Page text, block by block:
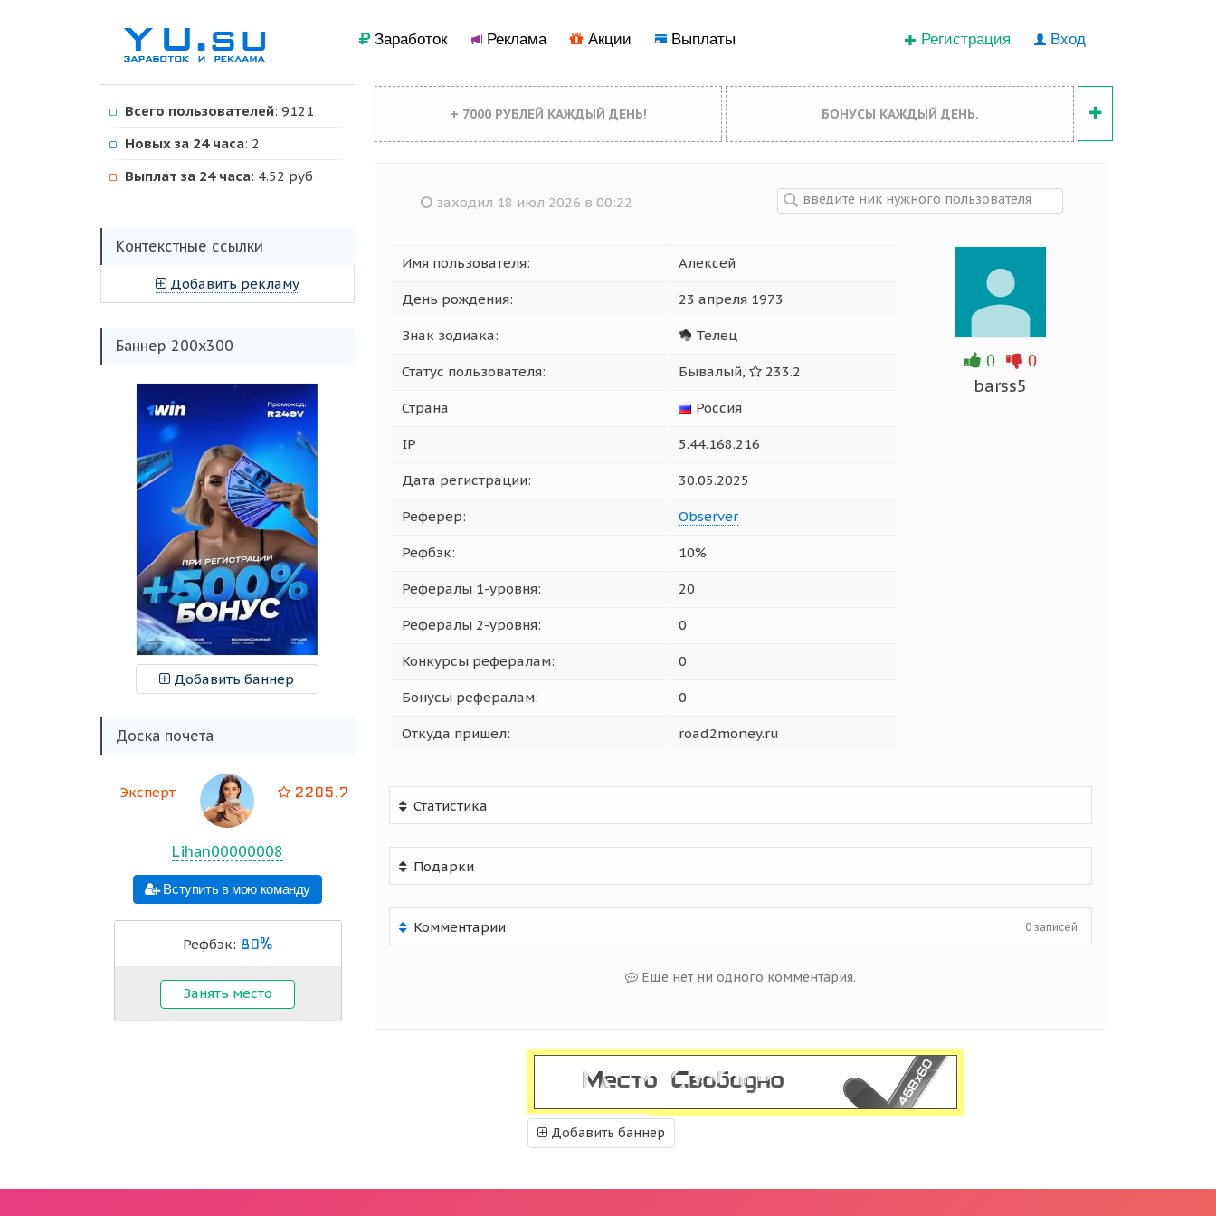
Заработок Реклама Акции Выплаты Вход
Регистрация
+ 7000 РУБЛЕЙ КАЖДЫЙ ДЕНЬ! БОНУСЫ КАЖДЫЙ ДЕНЬ.
заходил 18 июл 2026 в 00:22
0 0
barss5
Имя пользователя: Алексей
День рождения: 23 апреля 1973
Знак зодиака: Телец
Статус пользователя: Бывалый, 233.2
Страна Россия
IP 5.44.168.216
Дата регистрации: 30.05.2025
Реферер: Observer
Рефбэк: 10%
Рефералы 1-уровня: 20
Рефералы 2-уровня: 0
Конкурсы рефералам: 0
Бонусы рефералам: 0
Откуда пришел: road2money.ru
Статистика
Подарки
Комментарии 0 записей
Еще нет ни одного комментария.
Добавить баннер
Всего пользователей: 9121
Новых за 24 часа: 2
Выплат за 24 часа: 4.52 руб
Kонтекстные ссылки
Добавить рекламу
Баннер 200х300
Добавить баннер
Доска почета
Эксперт 2205.7
Lihan00000008
Вступить в мою команду
Рефбэк: 80%
Занять место